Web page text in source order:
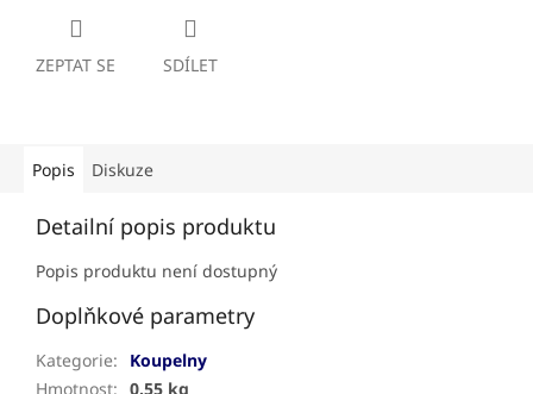
ZEPTAT SE SDÍLET
Popis Diskuze
Detailní popis produktu
Popis produktu není dostupný
Doplňkové parametry
Kategorie:
Koupelny
Hmotnost: 0.55 kg